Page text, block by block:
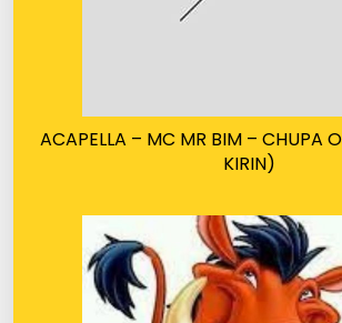
ACAPELLA – MC MR BIM – CHUPA
KIRIN)